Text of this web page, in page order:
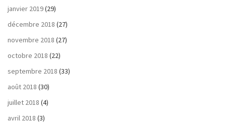
janvier 2019(29)
décembre 2018 (27)
novembre 2018 (27)
octobre 2018 (22)
septembre 2018 (33)
août 2018 (30)
juillet 2018 (4)
avril 2018 (3)